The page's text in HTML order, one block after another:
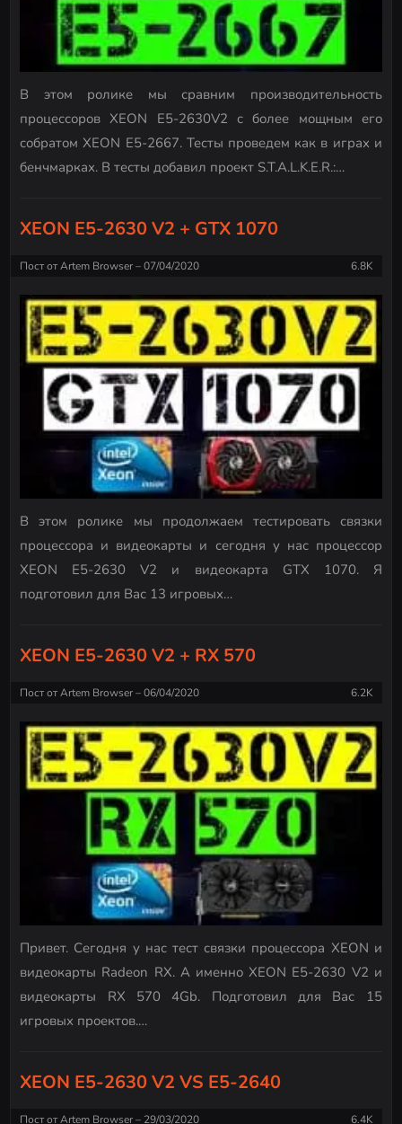
В этом ролике мы сравним производительность
процессоров XEON E5-2630V2 с более мощным его
собратом XEON E5-2667. Тесты проведем как в играх и
бенчмарках. В тесты добавил проект S.T.A.L.K.E.R.:…
XEON E5-2630 V2 + GTX 1070
Пост отArtem Browser 07/04/2020 6.8K
В этом ролике мы продолжаем тестировать связки
процессора и видеокарты и сегодня у нас процессор
XEON E5-2630 V2 и видеокарта GTX 1070. Я
подготовил для Вас 13 игровых…
XEON E5-2630 V2 + RX 570
Пост отArtem Browser 06/04/2020 6.2K
Привет. Сегодня у нас тест связки процессора XEON и
видеокарты Radeon RX. А именно XEON E5-2630 V2 и
видеокарты RX 570 4Gb. Подготовил для Вас 15
игровых проектов.…
XEON E5-2630 V2 VS E5-2640
Пост отArtem Browser 29/03/2020 6.4K